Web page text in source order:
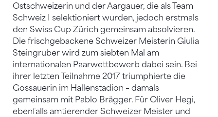
Ostschweizerin und der Aargauer, die als Team
Schweiz I selektioniert wurden, jedoch erstmals
den Swiss Cup Zürich gemeinsam absolvieren.
Die frischgebackene Schweizer Meisterin Giulia
Steingruber wird zum siebten Mal am
internationalen Paarwettbewerb dabei sein. Bei
ihrer letzten Teilnahme 2017 triumphierte die
Gossauerin im Hallenstadion – damals
gemeinsam mit Pablo Brägger. Für Oliver Hegi,
ebenfalls amtierender Schweizer Meister und